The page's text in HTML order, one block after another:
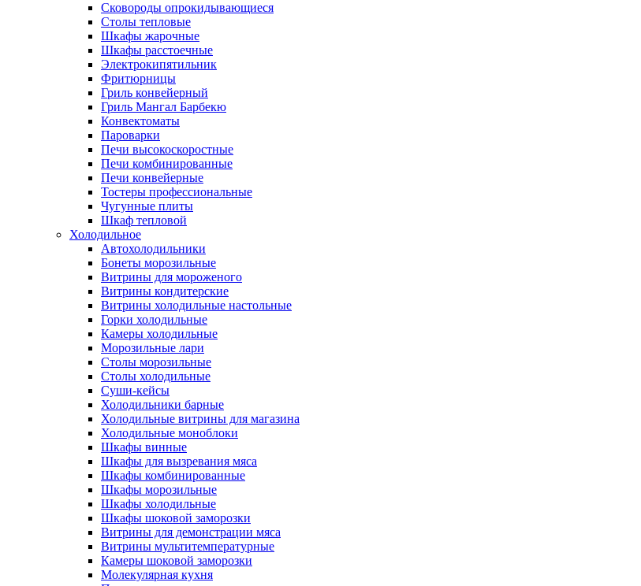
Сковороды опрокидывающиеся
Столы тепловые
Шкафы жарочные
Шкафы расстоечные
Электрокипятильник
Фритюрницы
Гриль конвейерный
Гриль Мангал Барбекю
Конвектоматы
Пароварки
Печи высокоскоростные
Печи комбинированные
Печи конвейерные
Тостеры профессиональные
Чугунные плиты
Шкаф тепловой
Холодильное
Автохолодильники
Бонеты морозильные
Витрины для мороженого
Витрины кондитерские
Витрины холодильные настольные
Горки холодильные
Камеры холодильные
Морозильные лари
Столы морозильные
Столы холодильные
Суши-кейсы
Холодильники барные
Холодильные витрины для магазина
Холодильные моноблоки
Шкафы винные
Шкафы для вызревания мяса
Шкафы комбинированные
Шкафы морозильные
Шкафы холодильные
Шкафы шоковой заморозки
Витрины для демонстрации мяса
Витрины мультитемпературные
Камеры шоковой заморозки
Молекулярная кухня